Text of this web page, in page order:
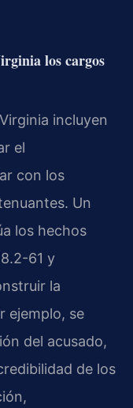
los cargos
incluyen
el
con los
Un
los hechos
61 y
la
ejemplo, se
del acusado,
de los